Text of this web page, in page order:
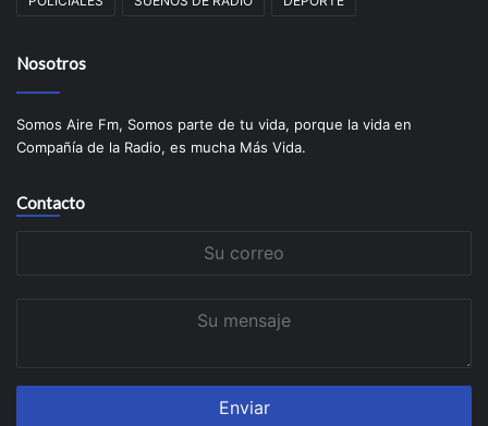
Nosotros
Somos Aire Fm, Somos parte de tu vida, porque la vida en
Compañía de la Radio, es mucha Más Vida.
Contacto